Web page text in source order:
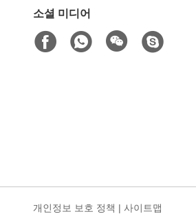
소셜 미디어
개인정보 보호 정책 | 사이트맵